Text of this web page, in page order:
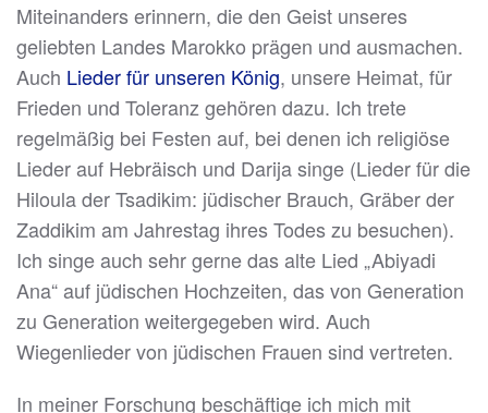
Miteinanders erinnern, die den Geist unseres
geliebten Landes Marokko prägen und ausmachen.
Auch Lieder für unseren König, unsere Heimat, für
Frieden und Toleranz gehören dazu. Ich trete
regelmäßig bei Festen auf, bei denen ich religiöse
Lieder auf Hebräisch und Darija singe (Lieder für die
Hiloula der Tsadikim: jüdischer Brauch, Gräber der
Zaddikim am Jahrestag ihres Todes zu besuchen).
Ich singe auch sehr gerne das alte Lied „Abiyadi
Ana“ auf jüdischen Hochzeiten, das von Generation
zu Generation weitergegeben wird. Auch
Wiegenlieder von jüdischen Frauen sind vertreten.
In meiner Forschung beschäftige ich mich mit